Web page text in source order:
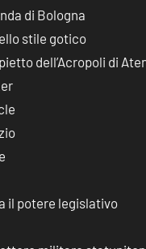
di Bologna
stile gotico
dell’Acropoli di
il potere legislativo